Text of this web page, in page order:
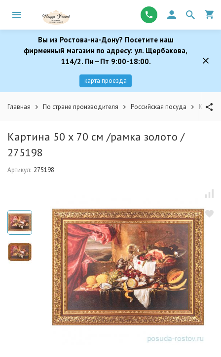
Вы из Ростова-на-Дону? Посетите наш
фирменный магазин по адресу: ул. Щербакова,
114/2. Пн—Пт 9:00-18:00.
карта проезда
Главная По стране производителя Российская посуда
Картина 50 х 70 см /рамка золото /
275198
Артикул: 275198